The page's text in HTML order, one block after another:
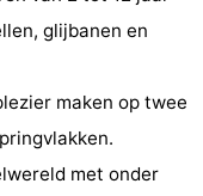
glijbanen en
maken op twee
met onder